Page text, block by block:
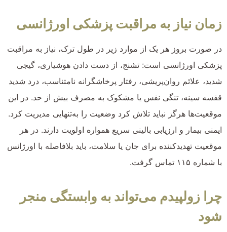
زمان نیاز به مراقبت پزشکی اورژانسی
در صورت بروز هر یک از موارد زیر در طول ترک، نیاز به مراقبت
پزشکی اورژانسی است: تشنج، از دست دادن هوشیاری، گیجی
شدید، علائم روان‌پریشی، رفتار پرخاشگرانه نامتناسب، درد شدید
قفسه سینه، تنگی نفس یا مشکوک به مصرف بیش از حد. در این
موقعیت‌ها هرگز نباید تلاش کرد وضعیت را به‌تنهایی مدیریت کرد.
ایمنی بیمار و ارزیابی بالینی سریع همواره اولویت دارند. در هر
موقعیت تهدیدکننده برای جان یا سلامت، باید بلافاصله با اورژانس
با شماره ۱۱۵ تماس گرفت.
چرا زولپیدم می‌تواند به وابستگی منجر
شود